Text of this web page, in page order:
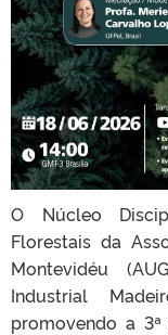
O Núcleo
Florestais da
Montevidéu
Industrial
promovendo a